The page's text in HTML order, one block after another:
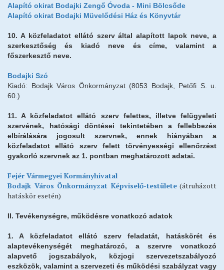
Alapító okirat Bodajki Zengő Óvoda - Mini Bölcsőde
Alapító okirat Bodajki Müvelődési Ház és Könyvtár
10. A közfeladatot ellátó szerv által alapított lapok neve, a
szerkesztőség és kiadó neve és címe, valamint a
főszerkesztő neve.
Bodajki Szó
Kiadó: Bodajk Város Önkormányzat (8053 Bodajk, Petőfi S. u.
60.)
11. A közfeladatot ellátó szerv felettes, illetve felügyeleti
szervének, hatósági döntései tekintetében a fellebbezés
elbírálására jogosult szervnek, ennek hiányában a
közfeladatot ellátó szerv felett törvényességi ellenőrzést
gyakorló szervnek az 1. pontban meghatározott adatai.
Fejér Vármegyei Kormányhivatal
Bodajk Város Önkormányzat Képviselő-testülete(átruházott
hatáskör esetén)
II. Tevékenységre, működésre vonatkozó adatok
1. A közfeladatot ellátó szerv feladatát, hatáskörét és
alaptevékenységét meghatározó, a szervre vonatkozó
alapvető jogszabályok, közjogi szervezetszabályozó
eszközök, valamint a szervezeti és működési szabályzat vagy